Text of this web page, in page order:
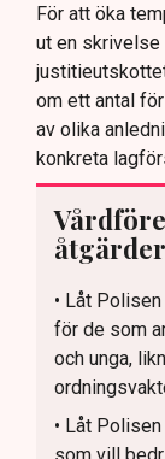
För att öka
ut en
om ett antal
av olika
konkreta
• Låt
för de som
och unga,
• Låt